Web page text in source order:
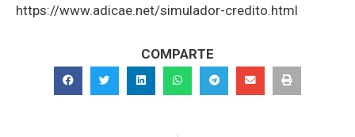
https://www.adicae.net/simulador-credito.html
COMPARTE